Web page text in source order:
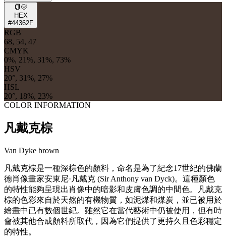
HEX
#44362F
RGB
68, 54, 47
CMYK
0%, 21%, 31%, 73%
HSV
20°, 31%, 27%
HSL
20°, 18%, 23%
COLOR INFORMATION
凡戴克棕
Van Dyke brown
凡戴克棕是一種深棕色的顏料，命名是為了紀念17世紀的佛蘭
德肖像畫家安東尼·凡戴克 (Sir Anthony van Dyck)。這種顏色
的特性能夠呈現出肖像中的暗影和皮膚色調的中間色。凡戴克
棕的色彩來自於天然的有機物質，如泥煤和煤炭，並已被用於
繪畫中已有數個世紀。雖然它在當代藝術中仍被使用，但有時
會被其他合成顏料所取代，因為它們提供了更持久且色彩穩定
的特性。